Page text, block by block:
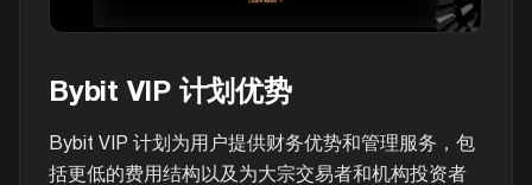
Bybit VIP 计划优势
Bybit VIP 计划为用户提供财务优势和管理服务，包
括更低的费用结构以及为大宗交易者和机构投资者